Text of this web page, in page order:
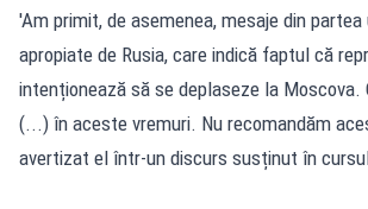
'Am primit, de asemenea, mesaje din
apropiate de Rusia, care indică faptul că
intenționează să se deplaseze la Moscova.
(...) în aceste vremuri. Nu recomandăm
avertizat el într-un discurs susținut în